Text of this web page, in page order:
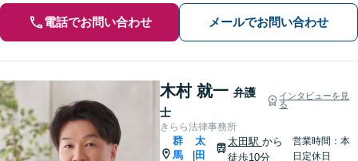
電話でお問い合わせ メールでお問い合わせ
木村 就一 弁護
士
インタビューを見
る
きらら法律事務所
群
馬
太
田
太田駅 から
徒歩10分
営業時間：本
日定休日